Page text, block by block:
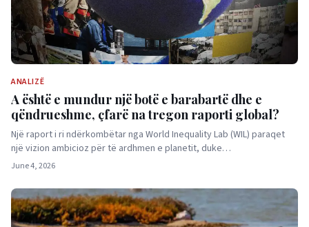
ANALIZË
A është e mundur një botë e barabartë dhe e
qëndrueshme, çfarë na tregon raporti global?
Një raport i ri ndërkombëtar nga World Inequality Lab (WIL) paraqet
një vizion ambicioz për të ardhmen e planetit, duke…
June 4, 2026